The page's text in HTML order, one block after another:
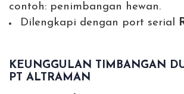
contoh: penimbangan hewan.
Dilengkapi dengan port serial
KEUNGGULAN TIMBANGAN
PT ALTRAMAN